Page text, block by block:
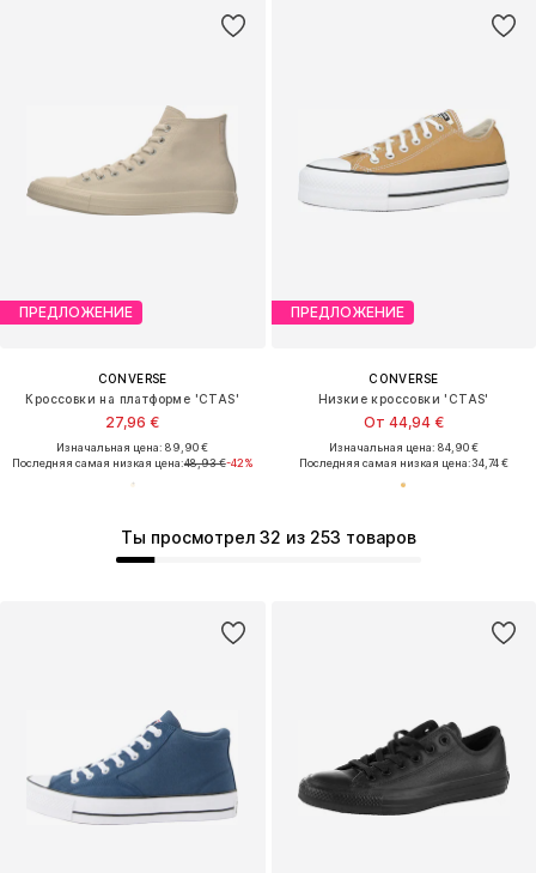
ПРЕДЛОЖЕНИЕ
CONVERSE
Кроссовки на платформе 'CTAS'
27,96 €
Изначальная цена: 89,90 €
Последняя самая низкая цена:48,93 €-42%
ПРЕДЛОЖЕНИЕ
CONVERSE
Низкие кроссовки 'CTAS'
От 44,94 €
Изначальная цена: 84,90 €
Последняя самая низкая цена:34,74 €
Ты просмотрел 32 из 253 товаров